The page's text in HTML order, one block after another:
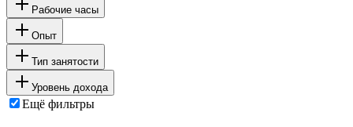
Рабочие часы
Опыт
Тип занятости
Уровень дохода
Ещё фильтры